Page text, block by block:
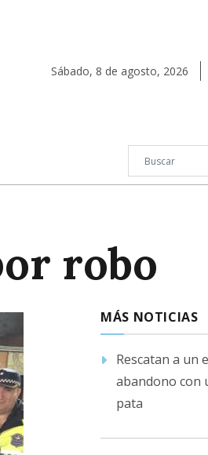
Sábado, 8 de agosto, 2026
robo
MÁS NOTICIAS
Rescatan a un
abandono con
pata